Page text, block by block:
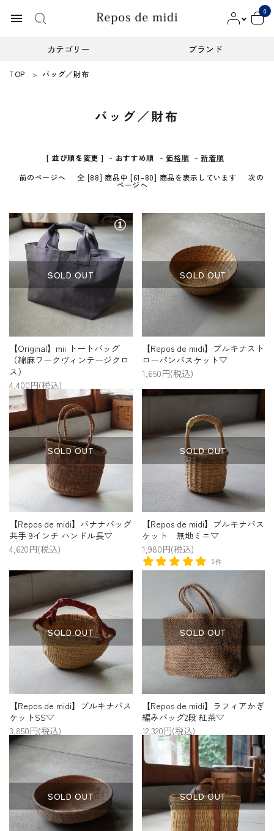
menu
0
カテゴリー ブランド
ACCOUNT MENU
person 新規会員登録
カテゴリー
インフォメーション
お知らせ
ご利用ガイド
プライバシーポリシー
特定商取引法について
お問い合わせ
TOP バッグ／財布
バッグ／財布
[ 並び順を変更 ] - おすすめ順 -価格順 -新着順
前のページへ
全 [88] 商品中 [61-80] 商品を表示しています 次の
ページへ
SOLD OUT
【Original】mii トートバッグ
（綿麻ワークヴィンテージクロ
ス）
4,400円(税込)
SOLD OUT
【Repos de midi】ブルキナスト
ローパンバスケット▽
1,650円(税込)
SOLD OUT
【Repos de midi】バナナバッグ
共手 9インチ ハンドル長▽
4,620円(税込)
SOLD OUT
【Repos de midi】ブルキナバス
ケット 無地ミニ▽
1,980円(税込)
1件
SOLD OUT
【Repos de midi】ブルキナバス
ケットSS▽
3,850円(税込)
SOLD OUT
【Repos de midi】ラフィアかぎ
編みバッグ2段 紅茶▽
12,320円(税込)
SOLD OUT SOLD OUT